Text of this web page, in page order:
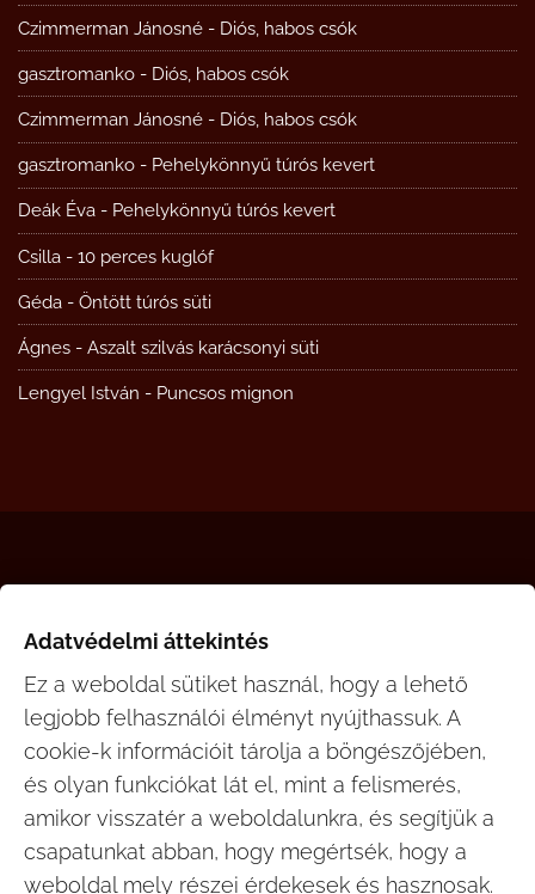
Czimmerman Jánosné - Diós, habos csók
gasztromanko - Diós, habos csók
Czimmerman Jánosné - Diós, habos csók
gasztromanko - Pehelykönnyű túrós kevert
Deák Éva - Pehelykönnyű túrós kevert
Csilla - 10 perces kuglóf
Géda - Öntött túrós süti
Ágnes - Aszalt szilvás karácsonyi süti
Lengyel István - Puncsos mignon
Az ingyenes Gasztromankó alkalmazás telepítése
és letöltése az Google Play és App Store áruházon
Adatvédelmi áttekintés
Ez a weboldal sütiket használ, hogy a lehető
legjobb felhasználói élményt nyújthassuk. A
cookie-k információit tárolja a böngészőjében,
és olyan funkciókat lát el, mint a felismerés,
amikor visszatér a weboldalunkra, és segítjük a
csapatunkat abban, hogy megértsék, hogy a
weboldal mely részei érdekesek és hasznosak.